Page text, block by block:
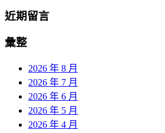
近期留言
彙整
2026 年 8 月
2026 年 7 月
2026 年 6 月
2026 年 5 月
2026 年 4 月